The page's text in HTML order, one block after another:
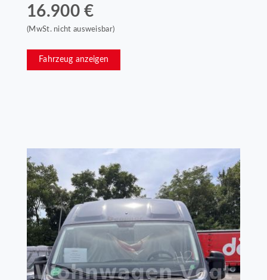
16.900 €
(MwSt. nicht ausweisbar)
Fahrzeug anzeigen